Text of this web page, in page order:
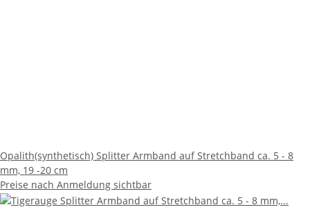
Opalith(synthetisch) Splitter Armband auf Stretchband ca. 5 - 8
mm, 19 -20 cm
Preise nach Anmeldung sichtbar